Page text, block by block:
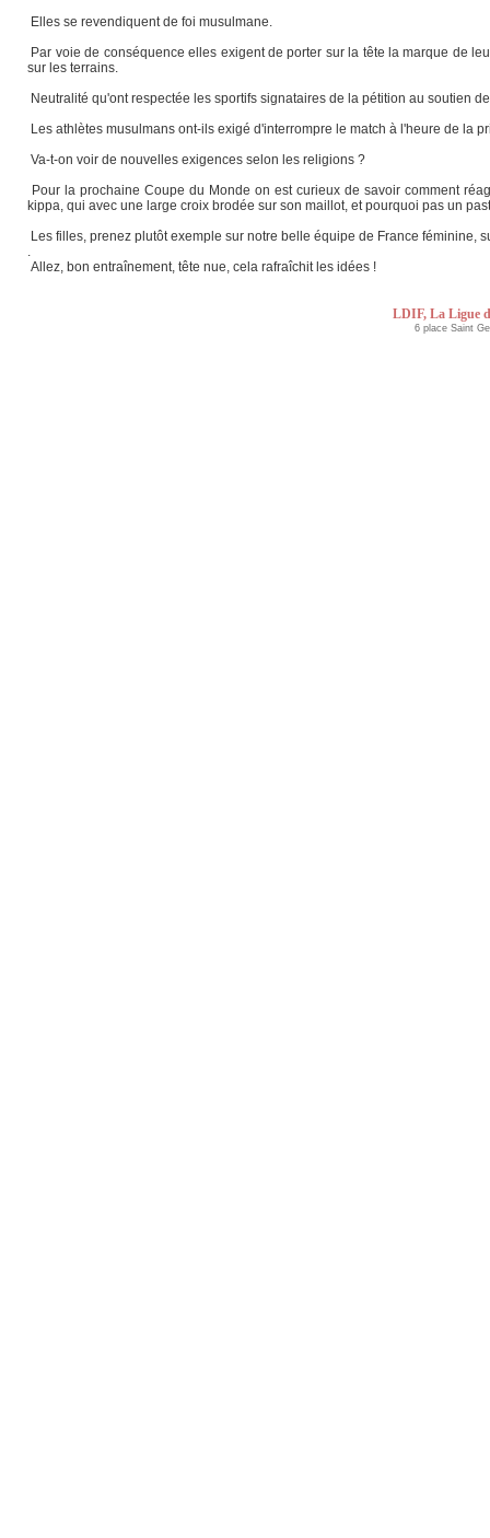
Elles se revendiquent de foi musulmane.
Par voie de conséquence elles exigent de porter sur la tête la marque de
sur les terrains.
Neutralité qu'ont respectée les sportifs signataires de la pétition au soutien
Les athlètes musulmans ont-ils exigé d'interrompre le match à l'heure de la
Va-t-on voir de nouvelles exigences selon les religions ?
Pour la prochaine Coupe du Monde on est curieux de savoir comment
kippa, qui avec une large croix brodée sur son maillot, et pourquoi pas un
Les filles, prenez plutôt exemple sur notre belle équipe de France féminine,
.
Allez, bon entraînement, tête nue, cela rafraîchit les idées !
LDIF, La Ligue
6 place Saint